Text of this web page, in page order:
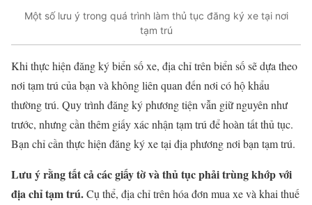
Một số lưu ý trong quá trình làm thủ tục đăng ký xe tại nơi
tạm trú
Khi thực hiện đăng ký biển số xe, địa chỉ trên biển số sẽ dựa theo
nơi tạm trú của bạn và không liên quan đến nơi có hộ khẩu
thường trú. Quy trình đăng ký phương tiện vẫn giữ nguyên như
trước, nhưng cần thêm giấy xác nhận tạm trú để hoàn tất thủ tục.
Bạn chỉ cần thực hiện đăng ký xe tại địa phương nơi bạn tạm trú.
Lưu ý rằng tất cả các giấy tờ và thủ tục phải trùng khớp với
địa chỉ tạm trú.Cụ thể, địa chỉ trên hóa đơn mua xe và khai thuế